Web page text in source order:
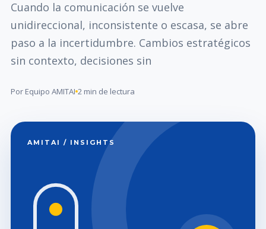
Cuando la comunicación se vuelve
unidireccional, inconsistente o escasa, se abre
paso a la incertidumbre. Cambios estratégicos
sin contexto, decisiones sin
Por Equipo AMITAI 2 min de lectura
AMITAI / INSIGHTS